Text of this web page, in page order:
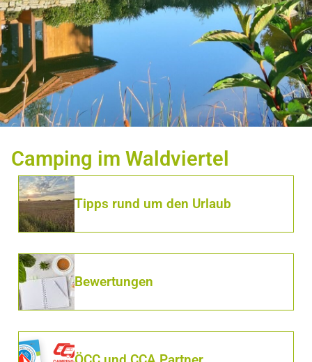
Camping im Waldviertel
Tipps rund um den Urlaub
Bewertungen